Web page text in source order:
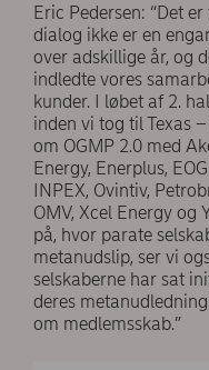
Eric Pedersen: “Det
dialog ikke er en
over adskillige år, og
indledte vores
kunder. I løbet af 2.
inden vi tog til Texas
om OGMP 2.0 med
Energy, Enerplus,
INPEX, Ovintiv,
OMV, Xcel Energy og
på, hvor parate
metanudslip, ser vi
selskaberne har sat
deres
om medlemsskab.”